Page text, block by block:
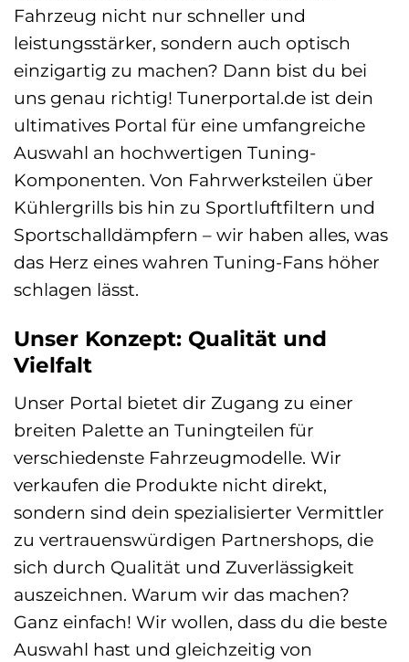
Fahrzeug nicht nur schneller und
leistungsstärker, sondern auch optisch
einzigartig zu machen? Dann bist du bei
uns genau richtig! Tunerportal.de ist dein
ultimatives Portal für eine umfangreiche
Auswahl an hochwertigen Tuning-
Komponenten. Von Fahrwerksteilen über
Kühlergrills bis hin zu Sportluftfiltern und
Sportschalldämpfern – wir haben alles, was
das Herz eines wahren Tuning-Fans höher
schlagen lässt.
Unser Konzept: Qualität und
Vielfalt
Unser Portal bietet dir Zugang zu einer
breiten Palette an Tuningteilen für
verschiedenste Fahrzeugmodelle. Wir
verkaufen die Produkte nicht direkt,
sondern sind dein spezialisierter Vermittler
zu vertrauenswürdigen Partnershops, die
sich durch Qualität und Zuverlässigkeit
auszeichnen. Warum wir das machen?
Ganz einfach! Wir wollen, dass du die beste
Auswahl hast und gleichzeitig von